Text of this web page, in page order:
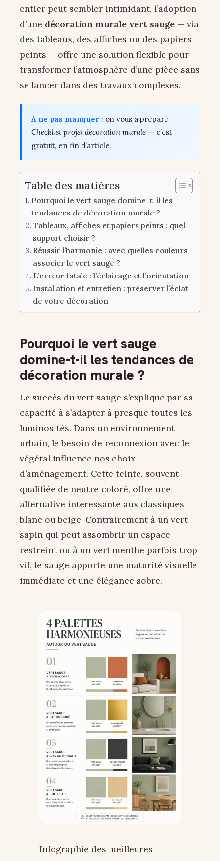
entier peut sembler intimidant, l’adoption
d’une décoration murale vert sauge — via
des tableaux, des affiches ou des papiers
peints — offre une solution flexible pour
transformer l’atmosphère d’une pièce sans
se lancer dans des travaux complexes.
A ne pas manquer : on vous a préparé
Checklist projet décoration murale — c’est
gratuit, en fin d’article.
Table des matières
Pourquoi le vert sauge domine-t-il les
tendances de décoration murale ?
Tableaux, affiches et papiers peints : quel
support choisir ?
Réussir l’harmonie : avec quelles couleurs
associer le vert sauge ?
L’erreur fatale : l’éclairage et l’orientation
Installation et entretien : préserver l’éclat
de votre décoration
Pourquoi le vert sauge
domine-t-il les tendances de
décoration murale ?
Le succès du vert sauge s’explique par sa
capacité à s’adapter à presque toutes les
luminosités. Dans un environnement
urbain, le besoin de reconnexion avec le
végétal influence nos choix
d’aménagement. Cette teinte, souvent
qualifiée de neutre coloré, offre une
alternative intéressante aux classiques
blanc ou beige. Contrairement à un vert
sapin qui peut assombrir un espace
restreint ou à un vert menthe parfois trop
vif, le sauge apporte une maturité visuelle
immédiate et une élégance sobre.
Infographie des meilleures